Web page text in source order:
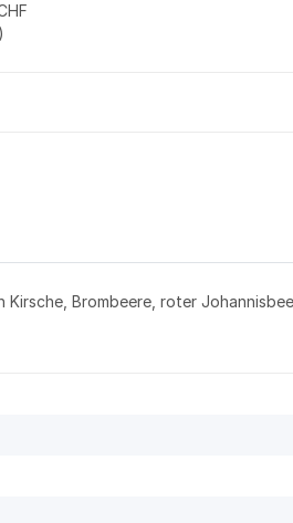
)
Brombeere, roter